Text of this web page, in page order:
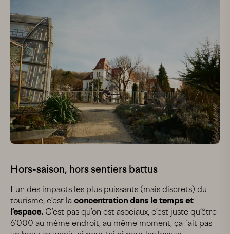
Hors-saison, hors sentiers battus
L’un des impacts les plus puissants (mais discrets) du
tourisme, c’est la concentration dans le temps et
l’espace. C’est pas qu’on est asociaux, c’est juste qu’être
6’000 au même endroit, au même moment, ça fait pas